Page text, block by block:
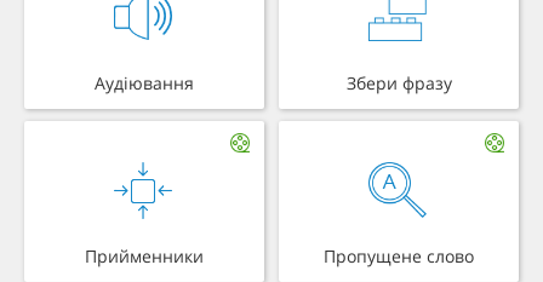
Аудіювання Збери фразу
Прийменники Пропущене слово